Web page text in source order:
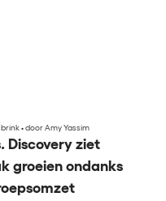
•door Amy Yassim
Discovery ziet
groeien ondanks